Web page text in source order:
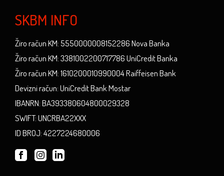
SKBM INFO
Žiro račun KM: 5550000008152286 Nova Banka
Žiro račun KM: 3381002200717786 UniCredit Banka
Žiro račun KM: 1610200010990004 Raiffeisen Bank
Devizni račun: UniCredit Bank Mostar
IBANRN: BA393380604800029328
SWIFT: UNCRBA22XXX
ID BROJ: 4227224680006